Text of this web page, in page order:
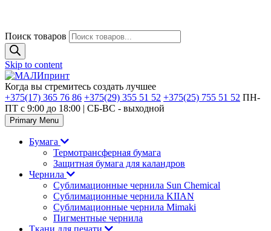
Поиск товаров
Skip to content
Когда вы стремитесь создать лучшее
+375(17) 365 76 86 +375(29) 355 51 52 +375(25) 755 51 52 ПН-
ПТ с 9:00 до 18:00 | CБ-ВС - выходной
Primary Menu
Бумага
Термотрансферная бумага
Защитная бумага для каландров
Чернила
Сублимационные чернила Sun Chemical
Сублимационные чернила KIIAN
Сублимационные чернила Mimaki
Пигментные чернила
Ткани для печати